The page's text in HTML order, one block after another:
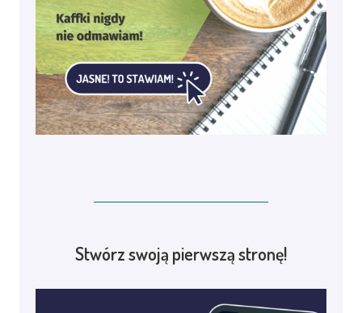
Stwórz swoją pierwszą stronę!